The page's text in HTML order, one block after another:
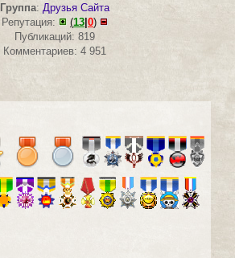
Группа: Друзья Сайта
Репутация:
(13|0)
Публикаций: 819
Комментариев: 4 951